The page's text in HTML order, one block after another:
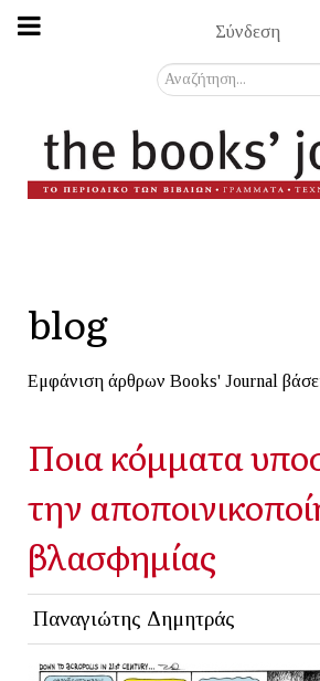
Σύνδεση
Αναζήτηση...
blog
Εμφάνιση άρθρων Books' Journal
Ποια κόμματα
την
βλασφημίας
Παναγιώτης Δημητράς